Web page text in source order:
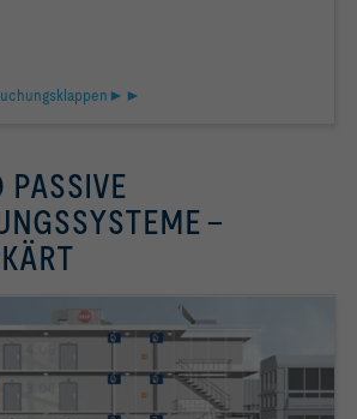
PASSIVE
-